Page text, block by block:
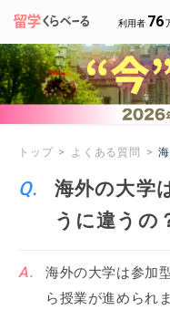
利用者 76
トップ よくある質問
海外の大学
うに違うの
海外の大学は参加
ら授業が進められ